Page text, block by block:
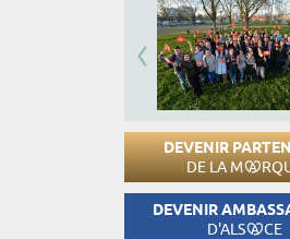
DEVENIR
DE LA M
DEVENIR
D'ALS CE